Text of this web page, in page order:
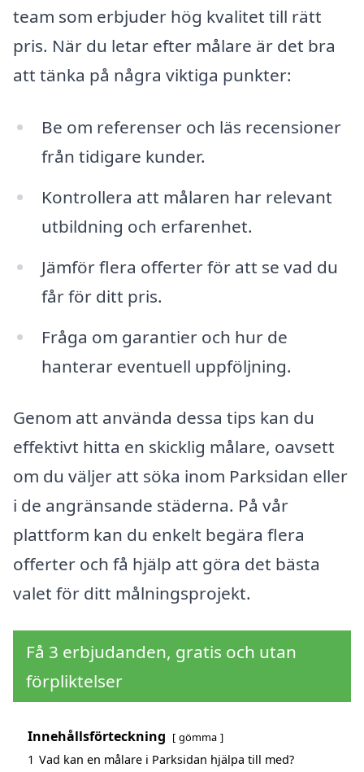
team som erbjuder hög kvalitet till rätt
pris. När du letar efter målare är det bra
att tänka på några viktiga punkter:
Be om referenser och läs recensioner
från tidigare kunder.
Kontrollera att målaren har relevant
utbildning och erfarenhet.
Jämför flera offerter för att se vad du
får för ditt pris.
Fråga om garantier och hur de
hanterar eventuell uppföljning.
Genom att använda dessa tips kan du
effektivt hitta en skicklig målare, oavsett
om du väljer att söka inom Parksidan eller
i de angränsande städerna. På vår
plattform kan du enkelt begära flera
offerter och få hjälp att göra det bästa
valet för ditt målningsprojekt.
Få 3 erbjudanden, gratis och utan
förpliktelser
Innehållsförteckning gömma
1 Vad kan en målare i Parksidan hjälpa till med?